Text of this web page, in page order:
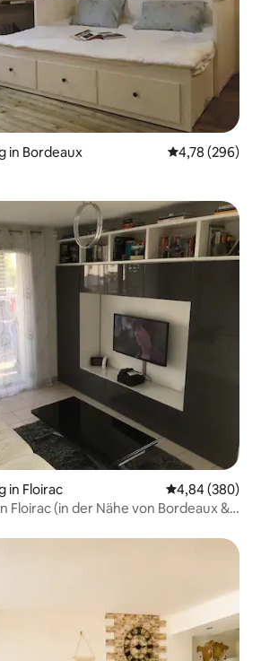
in Bordeaux
4,78 (296)
in Floirac
4,84 (380)
Floirac (in der Nähe von Bordeaux &